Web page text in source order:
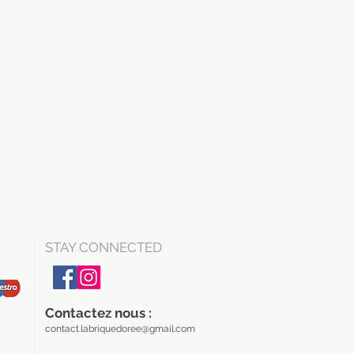
STAY CONNECTED
Contactez nous :
contact.labriquedoree@gmail.com